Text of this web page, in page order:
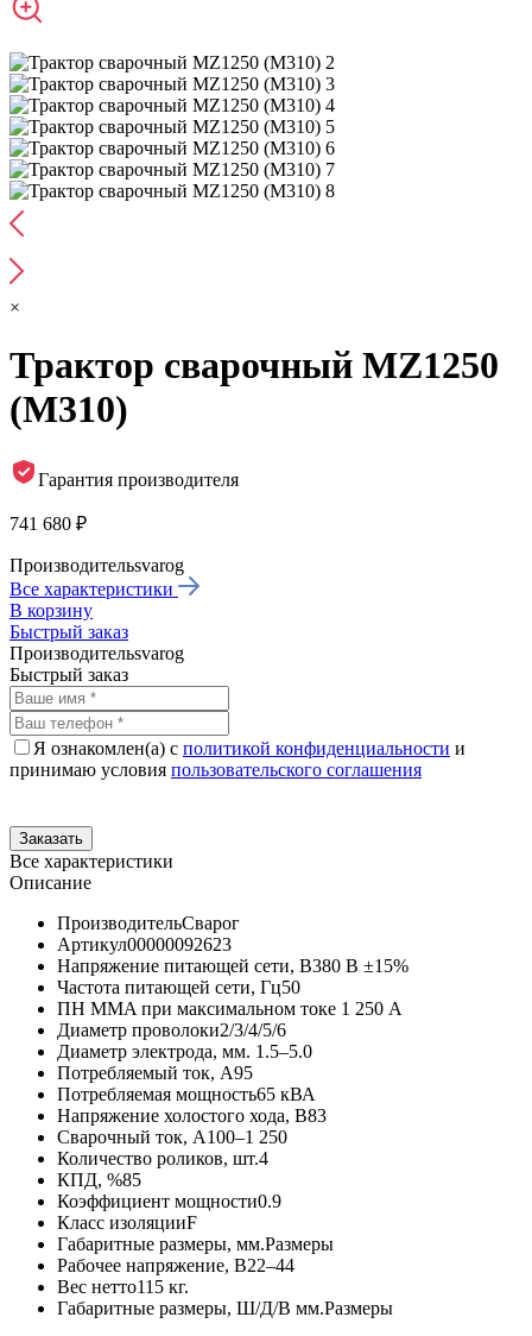
×
Трактор сварочный MZ1250
(M310)
Гарантия производителя
741 680 ₽
Производительsvarog
Все характеристики
В корзину
Быстрый заказ
Производительsvarog
Быстрый заказ
Я ознакомлен(а) с политикой конфиденциальности и
принимаю условия пользовательского соглашения
Все характеристики
Описание
ПроизводительСварог
Артикул00000092623
Напряжение питающей сети, В380 В ±15%
Частота питающей сети, Гц50
ПН MMA при максимальном токе 1 250 А
Диаметр проволоки2/3/4/5/6
Диаметр электрода, мм. 1.5–5.0
Потребляемый ток, А95
Потребляемая мощность65 кВА
Напряжение холостого хода, В83
Сварочный ток, А100–1 250
Количество роликов, шт.4
КПД, %85
Коэффициент мощности0.9
Класс изоляцииF
Габаритные размеры, мм.Размеры
Рабочее напряжение, В22–44
Вес нетто115 кг.
Габаритные размеры, Ш/Д/В мм.Размеры